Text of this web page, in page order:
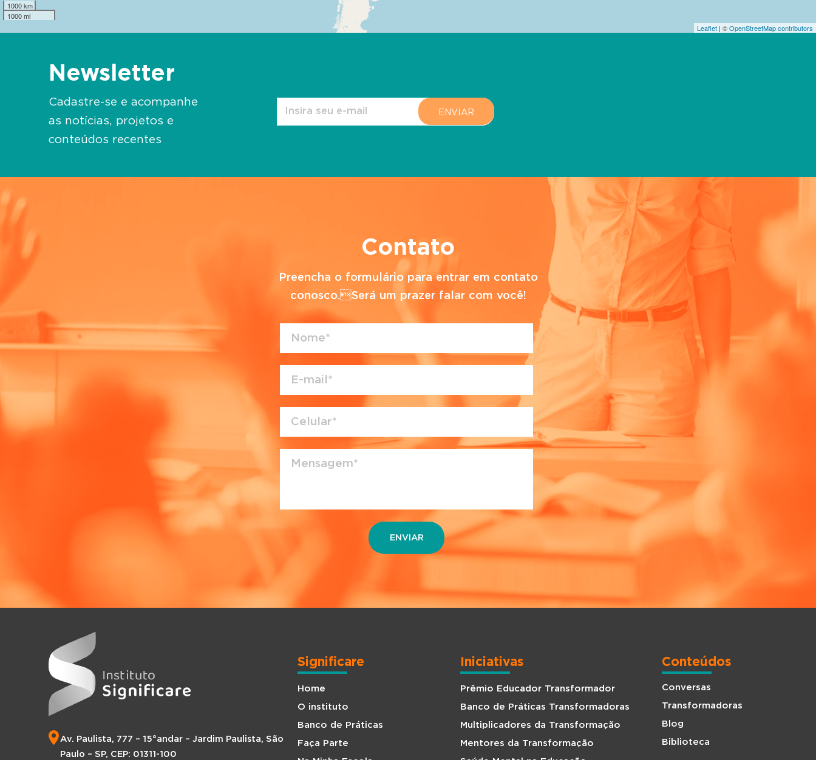
1000 km
1000 mi
Leaflet | ©OpenStreetMap contributors
Newsletter
Cadastre-se e acompanhe
as notícias, projetos e
conteúdos recentes
Contato
Preencha o formulário para entrar em contato
conosco.Será um prazer falar com você!
Av. Paulista, 777 – 15°andar – Jardim Paulista, São
Paulo – SP, CEP: 01311-100
Significare
Home
O instituto
Banco de Práticas
Faça Parte
Iniciativas
Prêmio Educador Transformador
Banco de Práticas Transformadoras
Multiplicadores da Transformação
Mentores da Transformação
Conteúdos
Conversas
Transformadoras
Blog
Biblioteca